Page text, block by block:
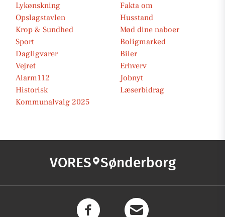
Lykønskning
Fakta om
Opslagstavlen
Husstand
Krop & Sundhed
Mød dine naboer
Sport
Boligmarked
Dagligvarer
Biler
Vejret
Erhverv
Alarm112
Jobnyt
Historisk
Læserbidrag
Kommunalvalg 2025
VORES Sønderborg